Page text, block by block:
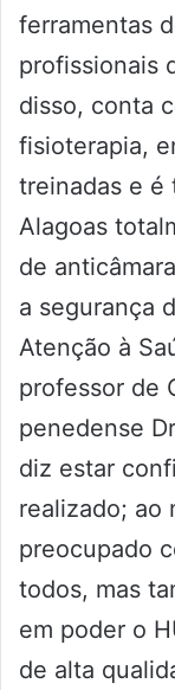
ferramentas
profissionais
disso, conta
fisioterapia,
treinadas e é
Alagoas
de
a segurança
Atenção à
professor de
penedense
diz estar
realizado; ao
preocupado
todos, mas
em poder o
de alta